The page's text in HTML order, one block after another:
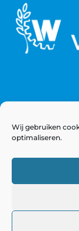
Wij gebruiken
optimaliseren.
©